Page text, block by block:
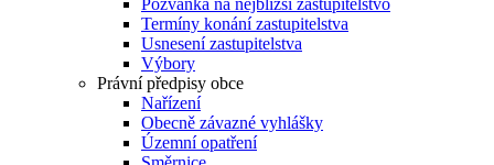
Pozvánka na nejbližší zastupitelstvo
Termíny konání zastupitelstva
Usnesení zastupitelstva
Výbory
Právní předpisy obce
Nařízení
Obecně závazné vyhlášky
Územní opatření